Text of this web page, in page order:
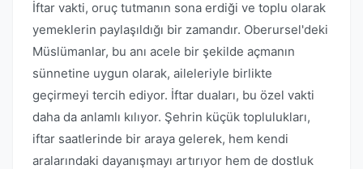
İftar vakti, oruç tutmanın sona erdiği ve toplu olarak
yemeklerin paylaşıldığı bir zamandır. Oberursel'deki
Müslümanlar, bu anı acele bir şekilde açmanın
sünnetine uygun olarak, aileleriyle birlikte
geçirmeyi tercih ediyor. İftar duaları, bu özel vakti
daha da anlamlı kılıyor. Şehrin küçük toplulukları,
iftar saatlerinde bir araya gelerek, hem kendi
aralarındaki dayanışmayı artırıyor hem de dostluk